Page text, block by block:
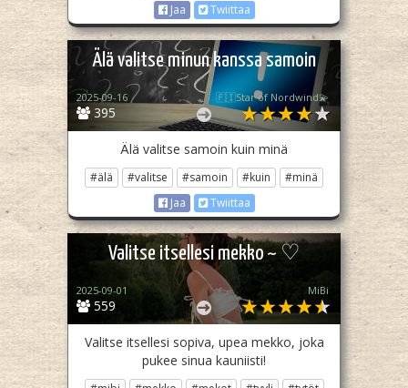
Jaa
Twiittaa
Älä valitse minun kanssa samoin
395
2025-09-16 🇫🇮Star of Nordwind💫
Älä valitse samoin kuin minä
#älä #valitse #samoin #kuin
#minä
Jaa
Twiittaa
Valitse itsellesi mekko ~ ♡
559
2025-09-01 MiBi
Valitse itsellesi sopiva, upea mekko, joka
pukee sinua kauniisti!